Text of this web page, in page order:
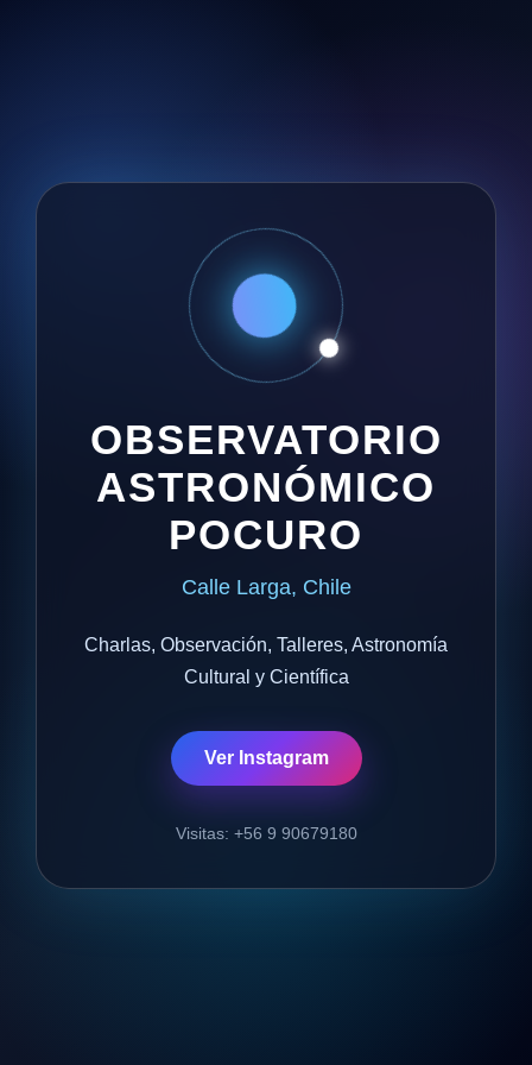
OBSERVATORIO
ASTRONÓMICO
POCURO
Calle Larga, Chile
Charlas, Observación, Talleres, Astronomía
Cultural y Científica
Ver Instagram
Visitas: +56 9 90679180